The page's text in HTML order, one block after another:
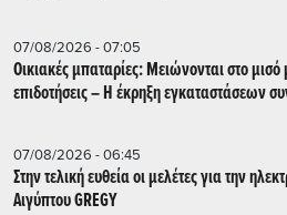
07/08/2026 - 07:05
Οικιακές μπαταρίες: Μειώνονται στο μισό
επιδοτήσεις – Η έκρηξη εγκαταστάσεων
07/08/2026 - 06:45
Στην τελική ευθεία οι μελέτες για την
Αιγύπτου GREGY